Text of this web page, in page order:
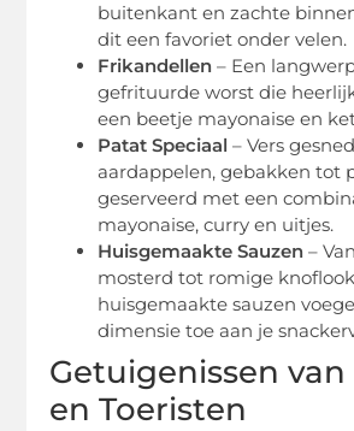
buitenkant en zachte
dit een favoriet onder velen.
Frikandellen – Een
gefrituurde worst die
een beetje mayonaise en
Patat Speciaal – Vers
aardappelen, gebakken tot
geserveerd met een
mayonaise, curry en uitjes.
Huisgemaakte Sauzen –
mosterd tot romige
huisgemaakte sauzen
dimensie toe aan je
Getuigenissen van
en Toeristen